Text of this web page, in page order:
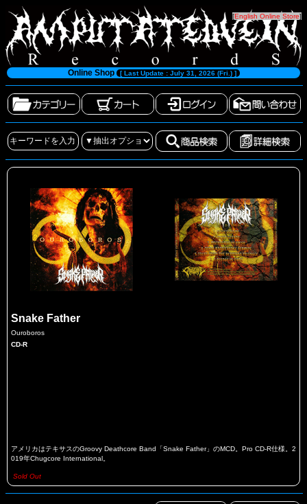
[English Online Store]
Online Shop [ Last Update : July 31, 2026 (Fri.) ]
Snake Father
Ouroboros
CD-R
アメリカはテキサスのGroovy Deathcore Band「Snake Father」のMCD。Pro CD-R仕様。2
019年Chugcore International。
Sold Out